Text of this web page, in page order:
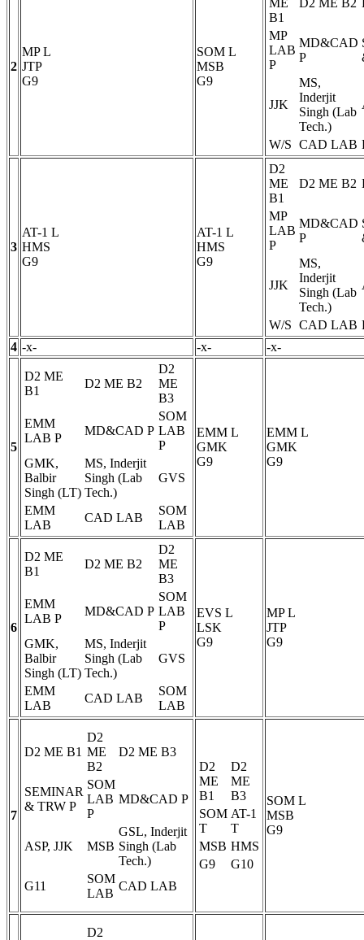
2
MPL
JTP
G9
SOM L
MSB
G9
ME
B1
D2 ME B2
MP
LAB
P
MD&CAD
P
JJK
MS,
Inderjit
Singh (Lab
Tech.)
W/S CAD LAB
3
AT-1 L
HMS
G9
AT-1 L
HMS
G9
D2
ME
B1
D2 ME B2
MP
LAB
P
MD&CAD
P
JJK
MS,
Inderjit
Singh (Lab
Tech.)
W/S CAD LAB
4 -x- -x- -x-
5
D2 ME
B1
D2 ME B2
D2
ME
B3
EMM
LAB P
MD&CAD P
SOM
LAB
P
GMK,
Balbir
Singh (LT)
MS, Inderjit
Singh (Lab
Tech.)
GVS
EMM
LAB
CAD LAB
SOM
LAB
EMM L
GMK
G9
EMM L
GMK
G9
6
D2 ME
B1
D2 ME B2
D2
ME
B3
EMM
LAB P
MD&CAD P
SOM
LAB
P
GMK,
Balbir
Singh (LT)
MS, Inderjit
Singh (Lab
Tech.)
GVS
EMM
LAB
CAD LAB
SOM
LAB
EVS L
LSK
G9
MPL
JTP
G9
7
D2 ME B1
D2
ME
B2
D2 ME B3
SEMINAR
& TRW P
SOM
LAB
P
MD&CAD P
ASP, JJK MSB
GSL, Inderjit
Singh (Lab
Tech.)
G11
SOM
LAB
CAD LAB
D2
ME
B1
D2
ME
B3
SOM
T
AT-1
T
MSB HMS
G9
G10
SOM L
MSB
G9
D2